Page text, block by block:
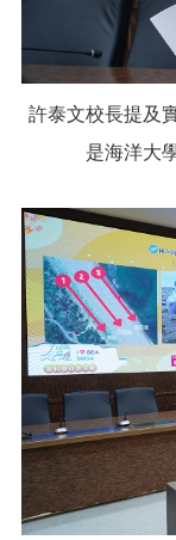
許泰文校長提及
是海洋大